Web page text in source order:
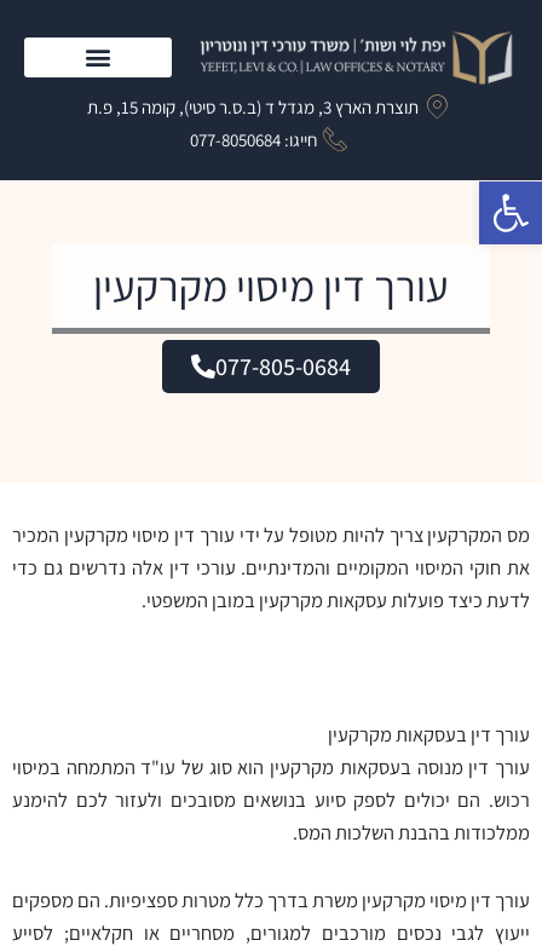
לתוכן
תוצרת הארץ 3, מגדל ד (ב.ס.ר סיטי), קומה 15, פ.ת
חייגו: 077-8050684​
עורך דין מיסוי מקרקעין
077-805-0684
מס המקרקעין צריך להיות מטופל על ידי עורך דין מיסוי מקרקעין המכיר
את חוקי המיסוי המקומיים והמדינתיים. עורכי דין אלה נדרשים גם כדי
לדעת כיצד פועלות עסקאות מקרקעין במובן המשפטי.
עורך דין בעסקאות מקרקעין
עורך דין מנוסה בעסקאות מקרקעין הוא סוג של עו"ד המתמחה במיסוי
רכוש. הם יכולים לספק סיוע בנושאים מסובכים ולעזור לכם להימנע
ממלכודות בהבנת השלכות המס.
עורך דין מיסוי מקרקעין משרת בדרך כלל מטרות ספציפיות. הם מספקים
ייעוץ לגבי נכסים מורכבים למגורים, מסחריים או חקלאיים; לסייע
פתח סרגל נגישות